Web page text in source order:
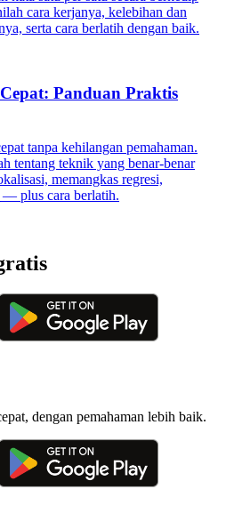
cara kerjanya, kelebihan dan
serta cara berlatih dengan baik.
Panduan Praktis
tanpa kehilangan pemahaman.
tentang teknik yang benar-benar
memangkas regresi,
— plus cara berlatih.
dengan pemahaman lebih baik.